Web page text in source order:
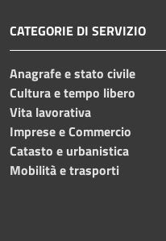
CATEGORIE DI SERVIZIO
Anagrafe e stato civile
Cultura e tempo libero
Vita lavorativa
Imprese e Commercio
Catasto e urbanistica
Mobilità e trasporti